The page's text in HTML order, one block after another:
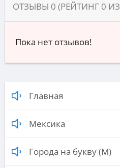
ОТЗЫВЫ 0 (РЕЙТИНГ 0 ИЗ
Пока нет отзывов!
Главная
Мексика
Города на букву (М)